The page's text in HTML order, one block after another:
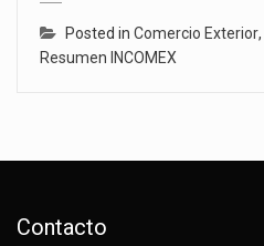
Posted in Comercio Exterior,
Resumen INCOMEX
Contacto